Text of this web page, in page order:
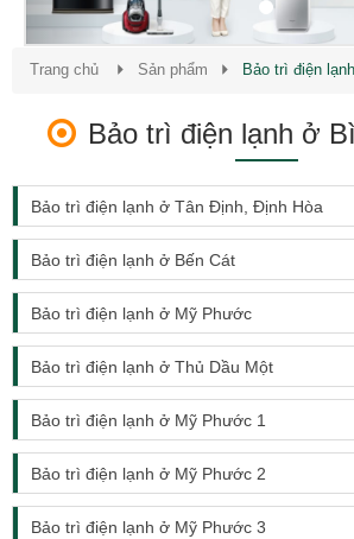
Trang chủ Sản phẩm Bảo trì điện
Bảo trì điện lạnh ở
Bảo trì điện lạnh ở Tân Định, Định Hòa
Bảo trì điện lạnh ở Bến Cát
Bảo trì điện lạnh ở Mỹ Phước
Bảo trì điện lạnh ở Thủ Dầu Một
Bảo trì điện lạnh ở Mỹ Phước 1
Bảo trì điện lạnh ở Mỹ Phước 2
Bảo trì điện lạnh ở Mỹ Phước 3